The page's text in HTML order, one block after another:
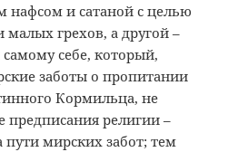
нафсом и сатаной с целью
малых грехов, а другой –
себе, который,
заботы о пропитании
Кормильца, не
предписания религии –
мирских забот; тем